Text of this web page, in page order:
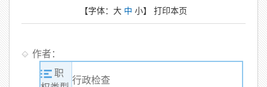
【字体： 大 中 小】 打印本页
作者：
职
行政检查